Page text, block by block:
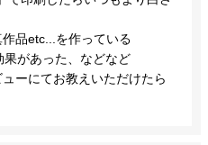
品etc...を作っている
果があった、などなど
ーにてお教えいただけたら